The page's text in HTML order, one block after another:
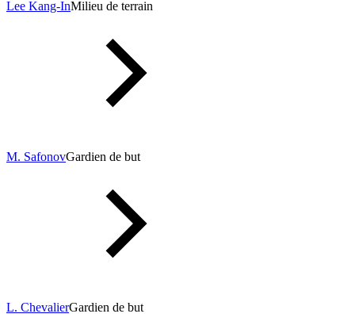
Lee Kang-InMilieu de terrain
M. SafonovGardien de but
L. ChevalierGardien de but